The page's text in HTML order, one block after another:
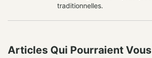
traditionnelles.
Articles Qui Pourraient Vous